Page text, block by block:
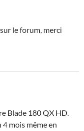
le forum, merci
Blade 180 QX HD.
mois même en